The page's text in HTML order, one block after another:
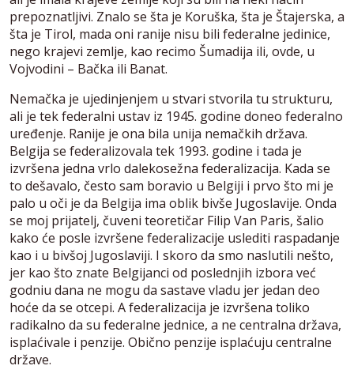
prepoznatljivi. Znalo se šta je Koruška, šta je Štajerska, a
šta je Tirol, mada oni ranije nisu bili federalne jedinice,
nego krajevi zemlje, kao recimo Šumadija ili, ovde, u
Vojvodini – Bačka ili Banat.
Nemačka je ujedinjenjem u stvari stvorila tu strukturu,
ali je tek federalni ustav iz 1945. godine doneo federalno
uređenje. Ranije je ona bila unija nemačkih država.
Belgija se federalizovala tek 1993. godine i tada je
izvršena jedna vrlo dalekosežna federalizacija. Kada se
to dešavalo, često sam boravio u Belgiji i prvo što mi je
palo u oči je da Belgija ima oblik bivše Jugoslavije. Onda
se moj prijatelj, čuveni teoretičar Filip Van Paris, šalio
kako će posle izvršene federalizacije uslediti raspadanje
kao i u bivšoj Jugoslaviji. I skoro da smo naslutili nešto,
jer kao što znate Belgijanci od poslednjih izbora već
godniu dana ne mogu da sastave vladu jer jedan deo
hoće da se otcepi. A federalizacija je izvršena toliko
radikalno da su federalne jednice, a ne centralna država,
isplaćivale i penzije. Obično penzije isplaćuju centralne
države.